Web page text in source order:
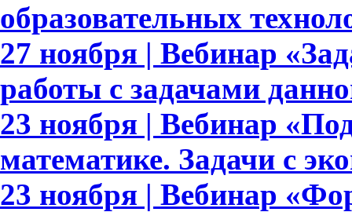
образовательных
27 ноября | Вебинар
работы с задачами
23 ноября | Вебинар
математике. Задачи с
23 ноября | Вебинар